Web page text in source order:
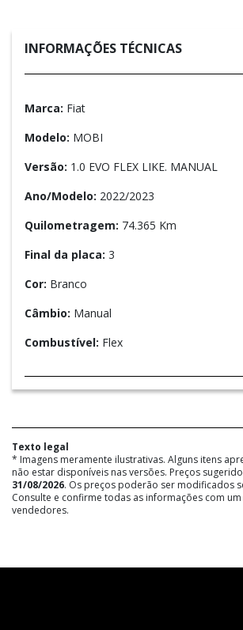
INFORMAÇÕES TÉCNICAS
Marca: Fiat
Modelo: MOBI
Versão: 1.0 EVO FLEX LIKE. MANUAL
Ano/Modelo: 2022/2023
Quilometragem: 74.365 Km
Final da placa: 3
Cor: Branco
Câmbio: Manual
Combustível: Flex
Texto legal
* Imagens meramente ilustrativas. Alguns itens
não estar disponíveis nas versões. Preços
31/08/2026. Os preços poderão ser modificados
Consulte e confirme todas as informações com
vendedores.